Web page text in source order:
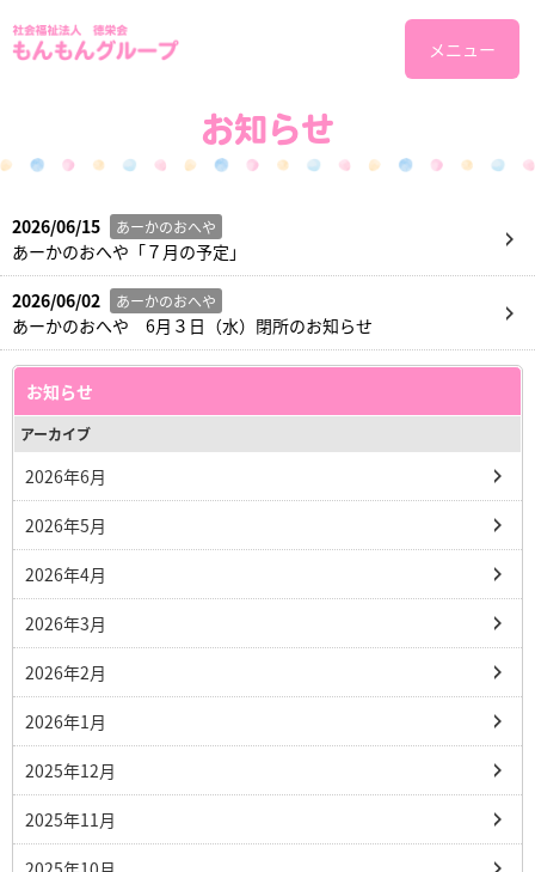
メニュー
お知らせ
2026/06/15 あーかのおへや
あーかのおへや「７月の予定」
2026/06/02 あーかのおへや
あーかのおへや 6月３日（水）閉所のお知らせ
お知らせ
アーカイブ
2026年6月
2026年5月
2026年4月
2026年3月
2026年2月
2026年1月
2025年12月
2025年11月